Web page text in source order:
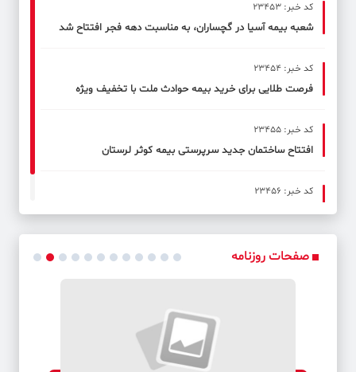
کد خبر: 23453
شعبه بیمه آسیا در گچساران، به مناسبت دهه فجر افتتاح شد
کد خبر: 23454
فرصت طلایی برای خرید بیمه حوادث ملت با تخفیف ویژه
کد خبر: 23455
افتتاح ساختمان جدید سرپرستی بیمه کوثر لرستان
کد خبر: 23456
آغاز تعاملات کانون زبان ایران و بانک قرض‌الحسنه مهر ایران
صفحات روزنامه